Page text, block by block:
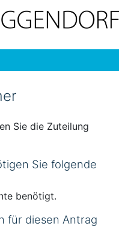
Sie die Zuteilung
Sie folgende
benötigt.
für diesen Antrag